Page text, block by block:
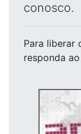
conosco.
Para liberar
responda